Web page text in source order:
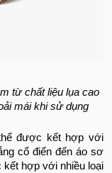
từ chất liệu lụa cao
mái khi sử dụng
được kết hợp với
cổ điển đến áo sơ
hợp với nhiều loại